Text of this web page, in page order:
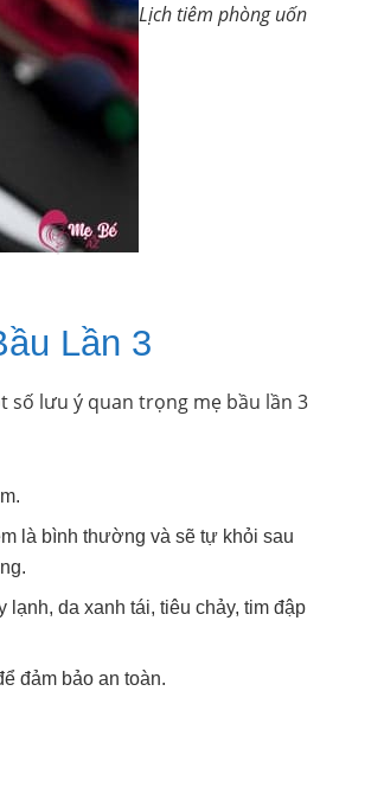
Lịch tiêm phòng uốn
Lần 3
số lưu ý quan trọng mẹ bầu lần 3
là bình thường và sẽ tự khỏi sau
da xanh tái, tiêu chảy, tim đập
đảm bảo an toàn.